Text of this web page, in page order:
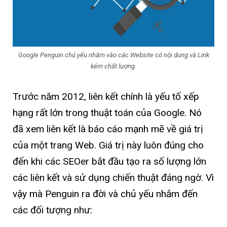
Google Penguin chủ yếu nhắm vào các Website có nội dung và Link
kém chất lượng.
Trước năm 2012, liên kết chính là yếu tố xếp
hạng rất lớn trong thuật toán của Google. Nó
đã xem liên kết là báo cáo mạnh mẽ về giá trị
của một trang Web. Giá trị này luôn đúng cho
đến khi các SEOer bắt đầu tạo ra số lượng lớn
các liên kết và sử dụng chiến thuật đáng ngờ. Vì
vậy mà Penguin ra đời và chủ yếu nhắm đến
các đối tượng như: